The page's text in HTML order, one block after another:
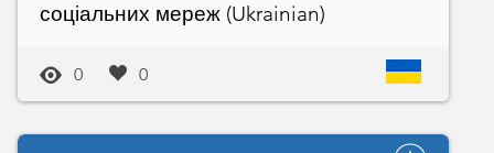
соціальних мереж (Ukrainian)
0 0